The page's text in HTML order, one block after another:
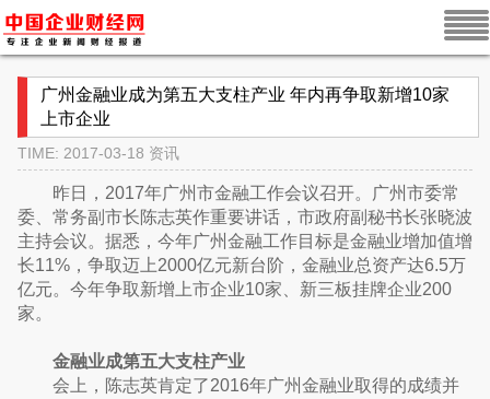
广州金融业成为第五大支柱产业 年内再争取新增10家
上市企业
TIME: 2017-03-18 资讯
昨日，2017年广州市金融工作会议召开。广州市委常
委、常务副市长陈志英作重要讲话，市政府副秘书长张晓波
主持会议。据悉，今年广州金融工作目标是金融业增加值增
长11%，争取迈上2000亿元新台阶，金融业总资产达6.5万
亿元。今年争取新增上市企业10家、新三板挂牌企业200
家。
金融业成第五大支柱产业
会上，陈志英肯定了2016年广州金融业取得的成绩并